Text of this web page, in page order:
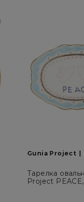
Gunia Project
Тарелка
Project PEACE,